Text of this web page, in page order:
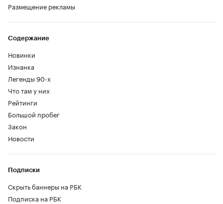
Размещение рекламы
Содержание
Новинки
Изнанка
Легенды 90-х
Что там у них
Рейтинги
Большой пробег
Закон
Новости
Подписки
Скрыть баннеры на РБК
Подписка на РБК